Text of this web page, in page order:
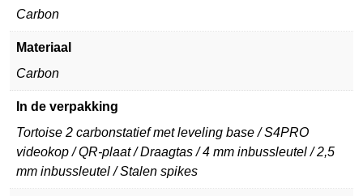
Carbon
Materiaal
Carbon
In de verpakking
Tortoise 2 carbonstatief met leveling base / S4PRO
videokop / QR-plaat / Draagtas / 4 mm inbussleutel / 2,5
mm inbussleutel / Stalen spikes